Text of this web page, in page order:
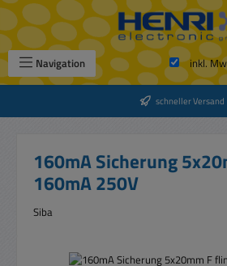
Zum Hauptinhalt springen
Navigation inkl.
schneller Versand
160mA Sicherung
160mA 250V
Siba